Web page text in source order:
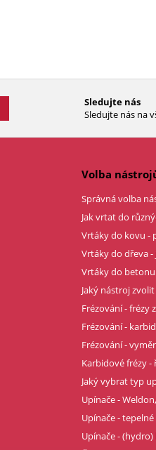
Sledujte nás
Sledujte nás na
Volba
Správná volba
Jak vrtat do
Vrtáky do kovu -
Vrtáky do dřeva
Vrtáky do
Jaký nástroj
Frézování - frézy
Frézování -
Frézování -
Karbidové frézy
Jaký vybrat typ
Upínače -
Upínače - tepelné
Upínače -